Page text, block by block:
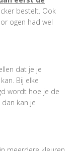
bestelt. Ook
ogen had wel
dat je je
Bij elke
wordt hoe je de
kan je